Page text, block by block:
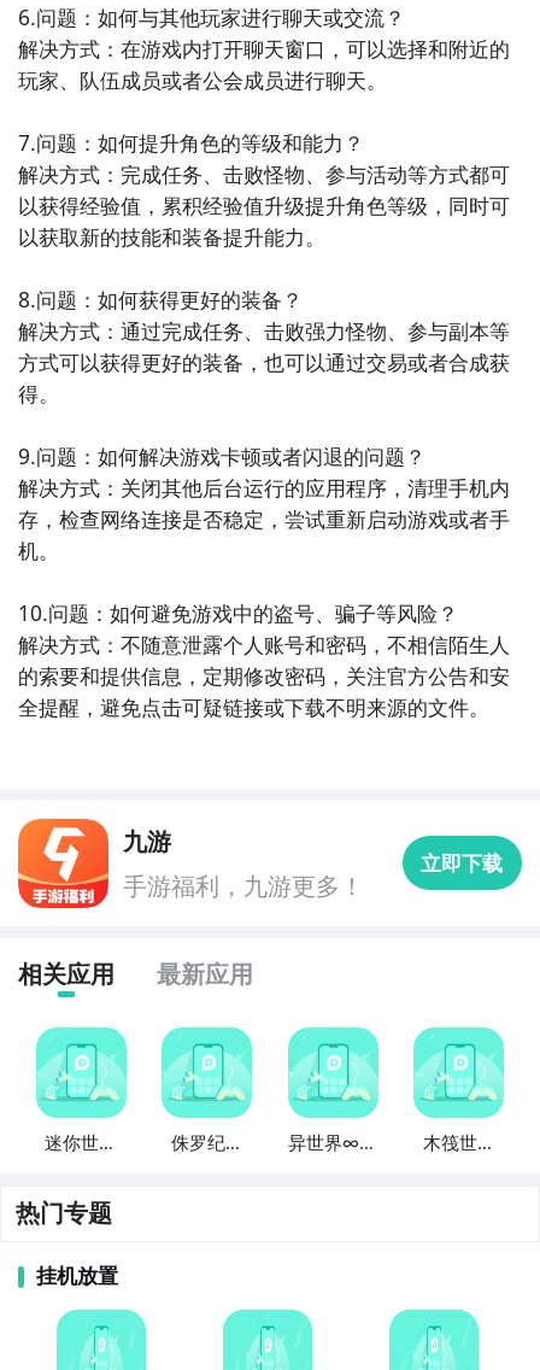
地心世界中的挑战千变万化，你需要灵活地解决问题，
才能在游戏中取得胜利。举个例子，当你遇到洞穴中的
大型 生物时，你可能需要制造一些诱饵来引诱它离开，
然后快速突破它的巢穴；当你在地下迷失方向时，你可
能需要制造一些标记来辅助你找到回家的道路。
善用你的智慧，灵活地解决地心世界中的难题，你一定
能享受到这个游戏带来的乐趣。
6.问题：如何与其他玩家进行聊天或交流？
解决方式：在游戏内打开聊天窗口，可以选择和附近的
玩家、队伍成员或者公会成员进行聊天。
7.问题：如何提升角色的等级和能力？
解决方式：完成任务、击败怪物、参与活动等方式都可
以获得经验值，累积经验值升级提升角色等级，同时可
以获取新的技能和装备提升能力。
8.问题：如何获得更好的装备？
解决方式：通过完成任务、击败强力怪物、参与副本等
方式可以获得更好的装备，也可以通过交易或者合成获
得。
9.问题：如何解决游戏卡顿或者闪退的问题？
解决方式：关闭其他后台运行的应用程序，清理手机内
存，检查网络连接是否稳定，尝试重新启动游戏或者手
机。
10.问题：如何避免游戏中的盗号、骗子等风险？
解决方式：不随意泄露个人账号和密码，不相信陌生人
的索要和提供信息，定期修改密码，关注官方公告和安
全提醒，避免点击可疑链接或下载不明来源的文件。
九游
手游福利，九游更多！
立即下载
相关应用 最新应用
迷你世界
侏罗纪世
异世界∞异
木筏世界
热门专题
挂机放置